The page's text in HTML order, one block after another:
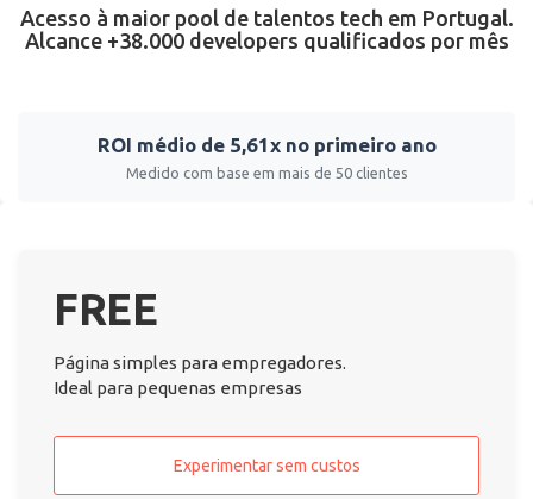
Acesso à maior pool de talentos tech em Portugal.
Alcance +38.000 developers qualificados por mês
ROI médio de 5,61x no primeiro ano
Medido com base em mais de 50 clientes
FREE
Página simples para empregadores.
Ideal para pequenas empresas
Experimentar sem custos